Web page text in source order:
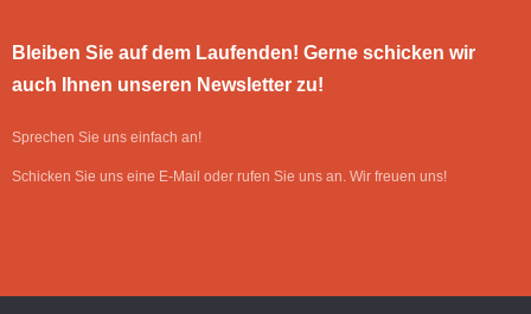
Bleiben Sie auf dem Laufenden! Gerne schicken wir
auch Ihnen unseren Newsletter zu!
Sprechen Sie uns einfach an!
Schicken Sie uns eine E-Mail oder rufen Sie uns an. Wir freuen uns!